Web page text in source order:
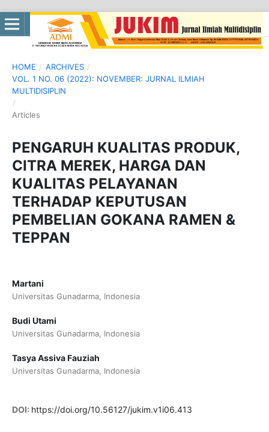
HOME / ARCHIVES /
VOL. 1 NO. 06 (2022): NOVEMBER: JURNAL ILMIAH
MULTIDISIPLIN
/
Articles
PENGARUH KUALITAS PRODUK,
CITRA MEREK, HARGA DAN
KUALITAS PELAYANAN
TERHADAP KEPUTUSAN
PEMBELIAN GOKANA RAMEN &
TEPPAN
Martani
Universitas Gunadarma, Indonesia
Budi Utami
Universitas Gunadarma, Indonesia
Tasya Assiva Fauziah
Universitas Gunadarma, Indonesia
DOI: https://doi.org/10.56127/jukim.v1i06.413